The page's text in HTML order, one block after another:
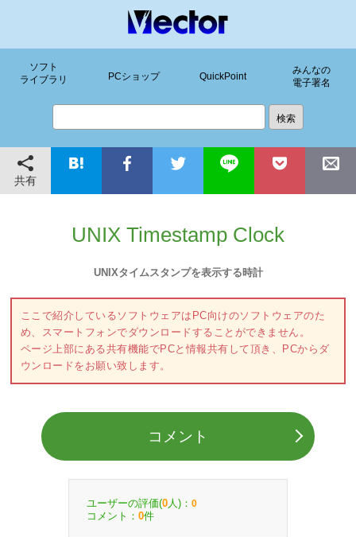
ソフト
ライブラリ
PCショップ QuickPoint
みんなの
電子署名
共有
UNIX Timestamp Clock
UNIXタイムスタンプを表示する時計
ここで紹介しているソフトウェアはPC向けのソフトウェアのた
め、スマートフォンでダウンロードすることができません。
ページ上部にある共有機能でPCと情報共有して頂き、PCからダ
ウンロードをお願い致します。
コメント
ユーザーの評価(0 人)： 0
コメント： 0件